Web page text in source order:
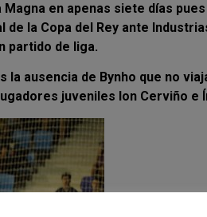
en apenas siete días
la Copa del Rey ante
partido de liga.
ausencia de Bynho que no
juveniles Ion Cerviño e